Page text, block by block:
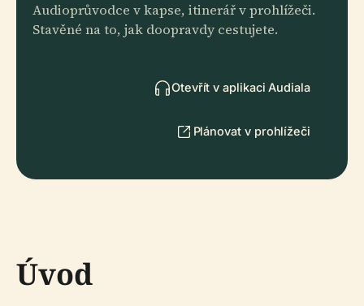
Audioprůvodce v kapse, itinerář v prohlížeči.
Stavěné na to, jak doopravdy cestujete.
Otevřít v aplikaci Audiala
Plánovat v prohlížeči
Úvod